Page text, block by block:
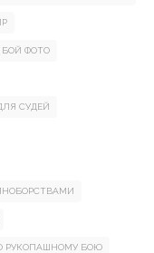
ФОТО
СУДЕЙ
РУКОПАШНОМУ БОЮ